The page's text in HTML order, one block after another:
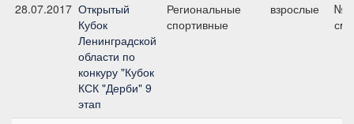
28.07.2017 Открытый
Кубок
Ленинградской
области по
конкуру "Кубок
КСК "Дерби" 9
этап
Региональные
спортивные
взрослые
см